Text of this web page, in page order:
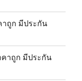
าถูก มีประกัน
คาถูก มีประกัน